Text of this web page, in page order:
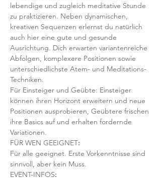
lebendige und zugleich meditative Stunde
zu praktizieren. Neben dynamischen,
kreativen Sequenzen erlernst du natürlich
auch hier eine gute und gesunde
Ausrichtung. Dich erwarten variantenreiche
Abfolgen, komplexere Positionen sowie
unterschiedlichste Atem- und Meditations-
Techniken.
Für Einsteiger und Geübte: Einsteiger
können ihren Horizont erweitern und neue
Positionen ausprobieren, Geübtere frischen
ihre Basics auf und erhalten fordernde
Variationen.
FÜR WEN GEEIGNET:
Für alle geeignet. Erste Vorkenntnisse sind
sinnvoll, aber kein Muss.
EVENT-INFOS: